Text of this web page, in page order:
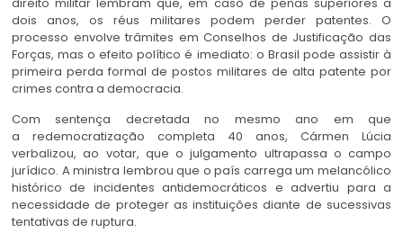
direito militar lembram que, em caso de penas superiores a
dois anos, os réus militares podem perder patentes. O
processo envolve trâmites em Conselhos de Justificação das
Forças, mas o efeito político é imediato: o Brasil pode assistir à
primeira perda formal de postos militares de alta patente por
crimes contra a democracia.
Com sentença decretada no mesmo ano em que
a redemocratização completa 40 anos, Cármen Lúcia
verbalizou, ao votar, que o julgamento ultrapassa o campo
jurídico. A ministra lembrou que o país carrega um melancólico
histórico de incidentes antidemocráticos e advertiu para a
necessidade de proteger as instituições diante de sucessivas
tentativas de ruptura.